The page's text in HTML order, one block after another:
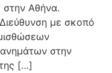
Αθήνα.
με σκοπό
στην
[…]